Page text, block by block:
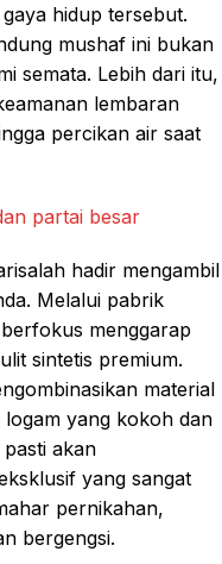
hidup tersebut.
mushaf ini bukan
semata. Lebih dari itu,
lembaran
percikan air saat
hadir mengambil
Melalui pabrik
menggarap
sintetis premium.
material
yang kokoh dan
akan
yang sangat
pernikahan,
bergengsi.